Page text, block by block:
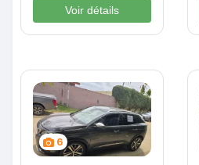
Voir détails
6